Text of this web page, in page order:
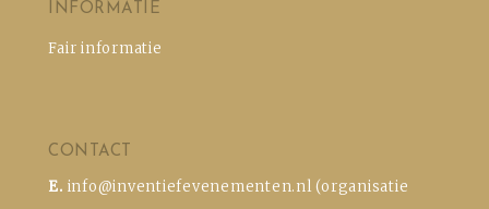
INFORMATIE
Fair informatie
CONTACT
E. info@inventiefevenementen.nl (organisatie